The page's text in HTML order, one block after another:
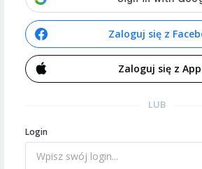
Zaloguj się z
Zaloguj się z
LUB
Login